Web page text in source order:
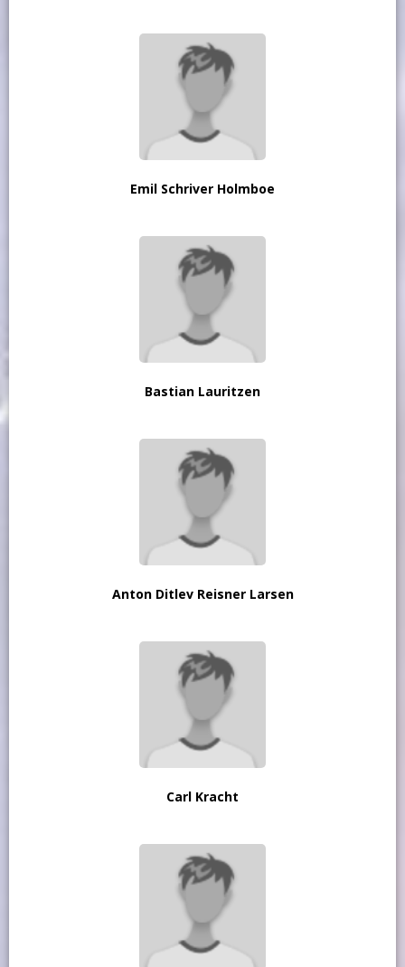
Emil Schriver Holmboe
Bastian Lauritzen
Anton Ditlev Reisner Larsen
Carl Kracht